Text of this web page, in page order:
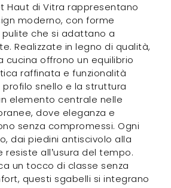
Haut di Vitra rappresentano
moderno, con forme
pulite che si adattano a
Realizzate in legno di qualità,
cucina offrono un equilibrio
raffinata e funzionalità
profilo snello e la struttura
elemento centrale nelle
dove eleganza e
senza compromessi. Ogni
dai piedini antiscivolo alla
resiste all’usura del tempo.
un tocco di classe senza
questi sgabelli si integrano